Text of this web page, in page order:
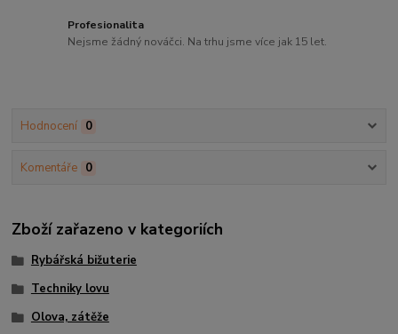
Profesionalita
Nejsme žádný nováčci. Na trhu jsme více jak 15 let.
Hodnocení 0
Komentáře 0
Zboží zařazeno v kategoriích
Rybářská bižuterie
Techniky lovu
Olova, zátěže